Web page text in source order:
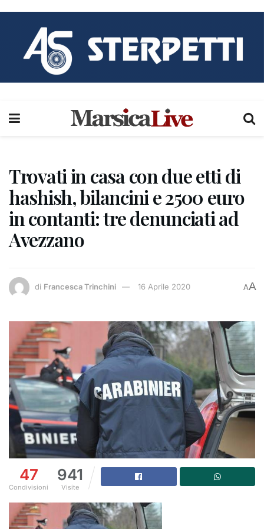
Trovati in casa con due etti di
hashish, bilancini e 2500 euro
in contanti: tre denunciati ad
Avezzano
di Francesca Trinchini 16 Aprile 2020 AA
47
Condivisioni
941
Visite